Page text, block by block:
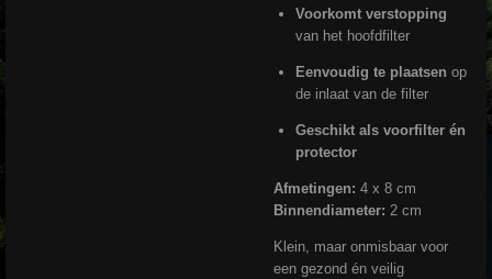
Voorkomt verstopping
van het hoofdfilter
Eenvoudig te plaatsen op
de inlaat van de filter
Geschikt als voorfilter én
protector
Afmetingen: 4 x 8 cm
Binnendiameter: 2 cm
Klein, maar onmisbaar voor
een gezond én veilig